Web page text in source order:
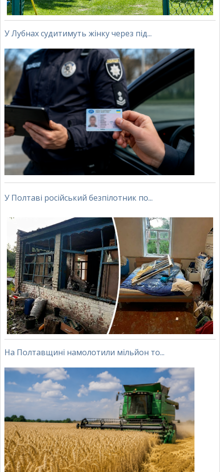
У Лубнах судитимуть жінку через під...
У Полтаві російський безпілотник по...
На Полтавщині намолотили мільйон то...